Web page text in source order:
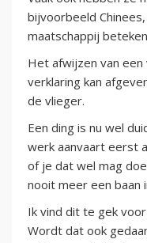
bijvoorbeeld
maatschappij
Het afwijzen van
verklaring kan
de vlieger.
Een ding is nu wel
werk aanvaart eerst
of je dat wel mag
nooit meer een baan
Ik vind dit te gek
Wordt dat ook